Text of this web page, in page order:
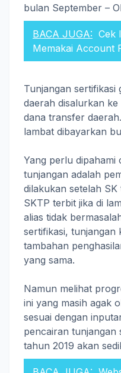
bulan September –
BACA JUGA: Cek
Memakai Account
Tunjangan
daerah disalurkan
dana transfer
lambat dibayarkan
Yang perlu dipahami
tunjangan adalah
dilakukan setelah
SKTP terbit jika di
alias tidak
sertifikasi, tunjangan
tambahan
yang sama.
Namun melihat
ini yang masih agak
sesuai dengan
pencairan tunjangan
tahun 2019 akan